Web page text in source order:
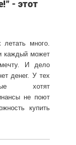
- этот
много.
каждый может
И дело
денег. У тех
хотят
не поют
купить